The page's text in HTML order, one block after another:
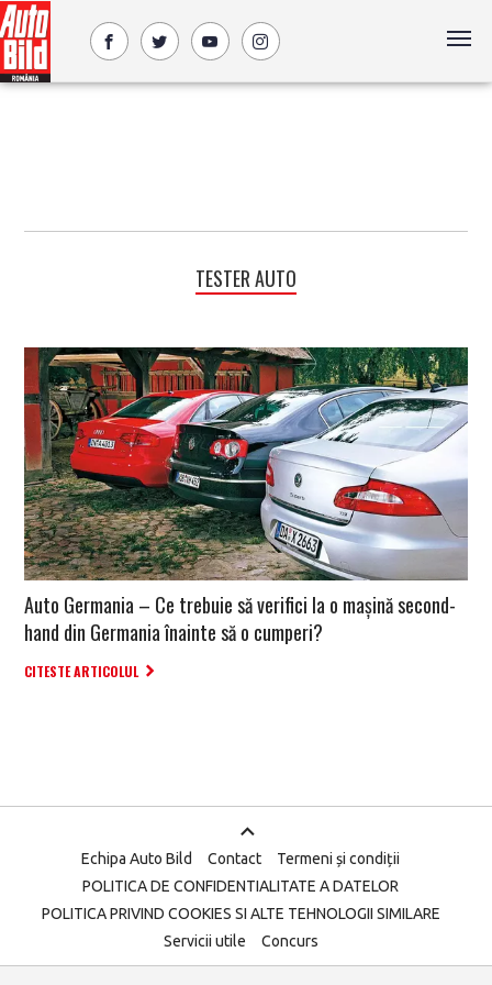
TESTER AUTO
Auto Germania – Ce trebuie să verifici la o mașină second-
hand din Germania înainte să o cumperi?
CITESTE ARTICOLUL
Echipa Auto Bild Contact
Termeni și condiții
POLITICA DE CONFIDENTIALITATE A DATELOR
POLITICA PRIVIND COOKIES SI ALTE TEHNOLOGII SIMILARE
Servicii utile
Concurs